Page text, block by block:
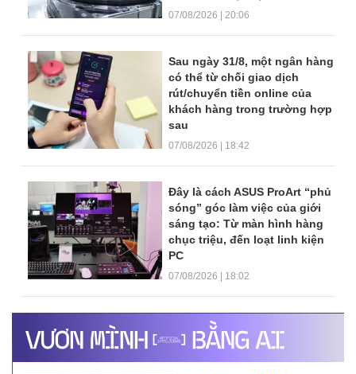
07/08/2026 | 20:06
Sau ngày 31/8, một ngân hàng
có thể từ chối giao dịch
rút/chuyển tiền online của
khách hàng trong trường hợp
sau
07/08/2026 | 18:42
Đây là cách ASUS ProArt “phủ
sóng” góc làm việc của giới
sáng tạo: Từ màn hình hàng
chục triệu, đến loạt linh kiện
PC
07/08/2026 | 18:02